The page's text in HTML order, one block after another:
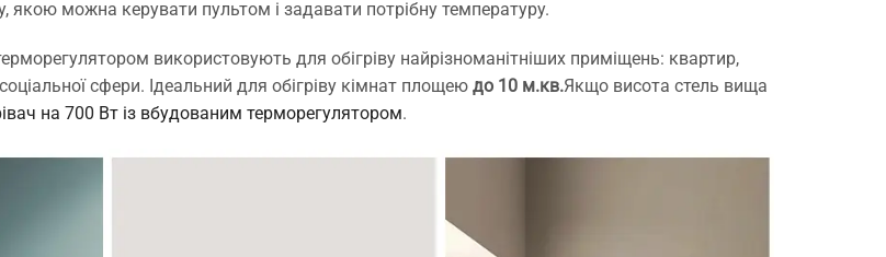
з
телефону
якою можна керувати пультом і задавати потрібну температуру.
використовують для обігріву найрізноманітніших приміщень: квартир,
сфери. Ідеальний для обігріву кімнат площею до 10 м.кв.Якщо висота стель вища
на 700 Вт із вбудованим терморегулятором.